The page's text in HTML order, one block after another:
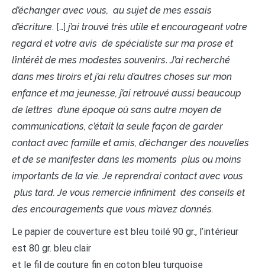
d’échanger avec vous, au sujet de mes essais
d’écriture. […] j’ai trouvé très utile et encourageant votre
regard et votre avis de spécialiste sur ma prose et
l’intérêt de mes modestes souvenirs.J’ai recherché
dans mes tiroirs et j’ai relu d’autres choses sur mon
enfance et ma jeunesse, j’ai retrouvé aussi beaucoup
de lettres d’une époque où sans autre moyen de
communications, c’était la seule façon de garder
contact avec famille et amis, d’échanger des nouvelles
et de se manifester dans les moments plus ou moins
importants de la vie. Je reprendrai contact avec vous
plus tard. Je vous remercie infiniment des conseils et
des encouragements que vous m’avez donnés.
Le papier de couverture est bleu toilé 90 gr., l’intérieur
est 80 gr. bleu clair
et le fil de couture fin en coton bleu turquoise